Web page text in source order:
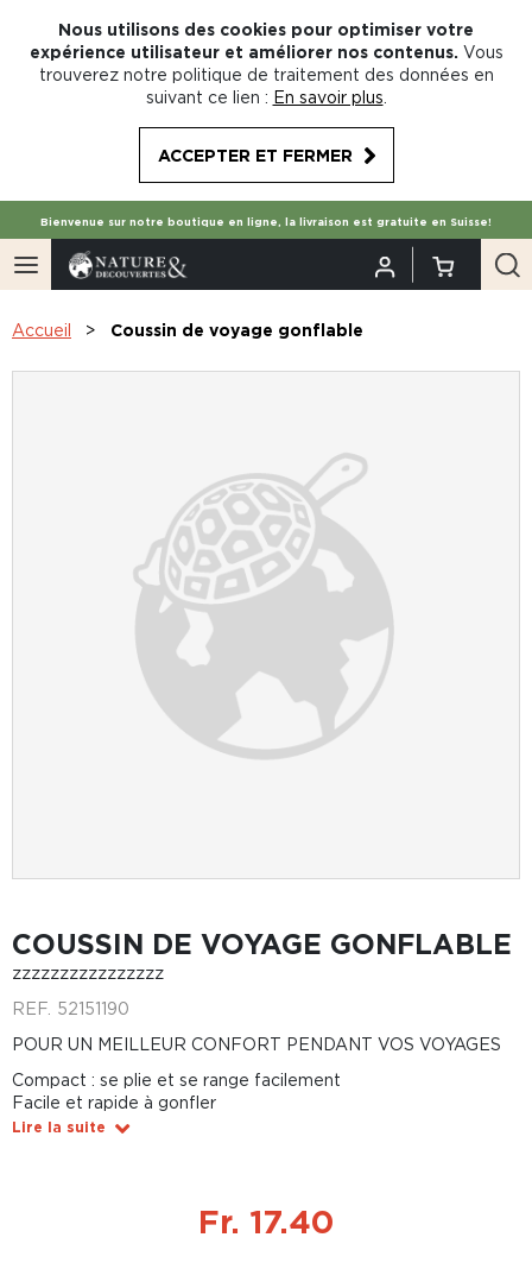
Nous utilisons des cookies pour optimiser votre
expérience utilisateur et améliorer nos contenus. Vous
trouverez notre politique de traitement des données en
suivant ce lien : En savoir plus
ACCEPTER ET FERMER
Bienvenue sur notre boutique en ligne, la livraison est gratuite en Suisse!
Accueil Coussin de voyage gonflable
COUSSIN DE VOYAGE GONFLABLE
zzzzzzzzzzzzzzzz
REF. 52151190
POUR UN MEILLEUR CONFORT PENDANT VOS VOYAGES
Compact : se plie et se range facilement
Facile et rapide à gonfler
Lire la suite
Fr. 17.40